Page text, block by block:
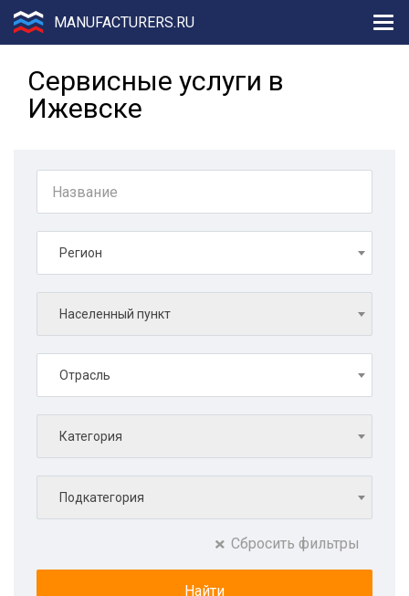
MANUFACTURERS.RU
Сервисные услуги в
Ижевске
Регион
Населенный пункт
Отрасль
Категория
Подкатегория
Сбросить фильтры